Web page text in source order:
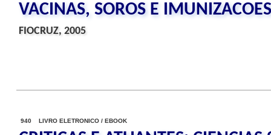
VACINAS, SOROS E
FIOCRUZ, 2005
940 LIVRO ELETRONICO / EBOOK